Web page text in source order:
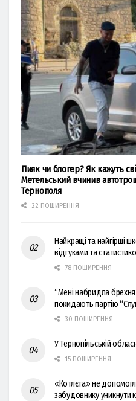
Пияк чи блогер? Як кажуть
Метельський вчинив
Тернополя
22 ПОШИРЕННЯ
Найкращі та найгірші
відгуками та
78 ПОШИРЕННЯ
“Мені набридла
покидають партію
30 ПОШИРЕННЯ
У Тернопільській
15 ПОШИРЕННЯ
«Котлєта» не
забудовнику уникнути